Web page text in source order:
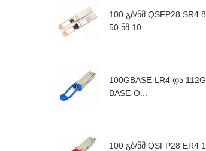
100 გბ/წმ QSFP28 SR4 8
50 ნმ 10...
100GBASE-LR4 და 112G
BASE-O...
100 გბ/წმ QSFP28 ER4 1